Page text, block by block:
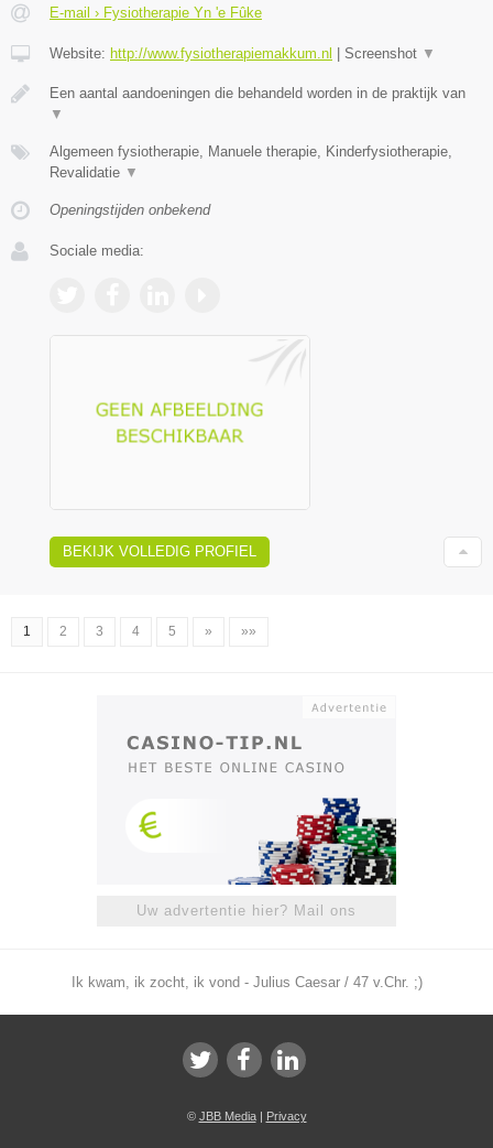
E-mail › Fysiotherapie Yn 'e Fûke
Website: http://www.fysiotherapiemakkum.nl Screenshot ▼
Een aantal aandoeningen die behandeld worden in de praktijk van
▼
Algemeen fysiotherapie, Manuele therapie, Kinderfysiotherapie,
Revalidatie ▼
Openingstijden onbekend
Sociale media:
BEKIJK VOLLEDIG PROFIEL
1 2 3 4 5 » »»
Uw advertentie hier? Mail ons
Ik kwam, ik zocht, ik vond - Julius Caesar / 47 v.Chr. ;)
© JBB Media| Privacy